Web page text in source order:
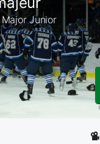
Junior